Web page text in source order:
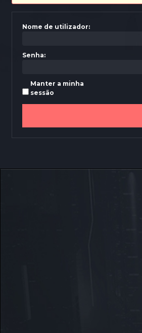
Nome de utilizador:
Senha:
Manter a minha
sessão